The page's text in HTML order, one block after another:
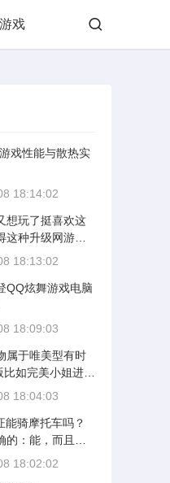
戏
戏性能与散热实
18:14:02
想玩了挺喜欢这
这种升级网游还
18:13:02
QQ炫舞游戏电脑
18:09:03
属于唯美型有时
如完美小姐进化
18:04:03
能骑摩托车吗？
的：能，而且不
摩托车。
18:02:02